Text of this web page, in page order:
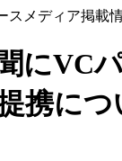
ス メディア掲載
にVC
携に